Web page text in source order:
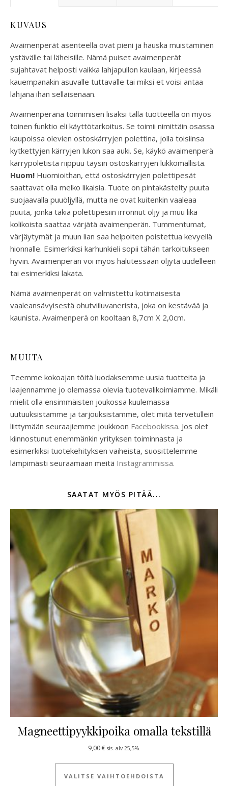
KUVAUS
Avaimenperät asenteella ovat pieni ja hauska muistaminen
ystävälle tai läheisille. Nämä puiset avaimenperät
sujahtavat helposti vaikka lahjapullon kaulaan, kirjeessä
kauempanakin asuvalle tuttavalle tai miksi et voisi antaa
lahjana ihan sellaisenaan.
Avaimenperänä toimimisen lisäksi tällä tuotteella on myös
toinen funktio eli käyttötarkoitus. Se toimii nimittäin osassa
kaupoissa olevien ostoskärryjen polettina, jolla toisiinsa
kytkettyjen kärryjen lukon saa auki. Se, käykö avaimenperä
kärrypoletista riippuu täysin ostoskärryjen lukkomallista.
Huom! Huomioithan, että ostoskärryjen polettipesät
saattavat olla melko likaisia. Tuote on pintakästelty puuta
suojaavalla puuöljyllä, mutta ne ovat kuitenkin vaaleaa
puuta, jonka takia polettipesiin irronnut öljy ja muu lika
kolikoista saattaa värjätä avaimenperän. Tummentumat,
värjäytymät ja muun lian saa helpoiten poistettua kevyellä
hionnalle. Esimerkiksi karhunkieli sopii tähän tarkoitukseen
hyvin. Avaimenperän voi myös halutessaan öljytä uudelleen
tai esimerkiksi lakata.
Nämä avaimenperät on valmistettu kotimaisesta
vaaleansävyisestä ohutviiluvanerista, joka on kestävää ja
kaunista. Avaimenperä on kooltaan 8,7cm X 2,0cm.
MUUTA
Teemme kokoajan töitä luodaksemme uusia tuotteita ja
laajennamme jo olemassa olevia tuotevalikoimiamme. Mikäli
mielit olla ensimmäisten joukossa kuulemassa
uutuuksistamme ja tarjouksistamme, olet mitä tervetullein
liittymään seuraajiemme joukkoon Facebookissa. Jos olet
kiinnostunut enemmänkin yrityksen toiminnasta ja
esimerkiksi tuotekehityksen vaiheista, suosittelemme
lämpimästi seuraamaan meitä Instagrammissa.
SAATAT MYÖS PITÄÄ...
Magneettipyykkipoika omalla tekstillä
9,00€ sis. alv 25,5%.
VALITSE VAIHTOEHDOISTA
Tällä tuotteella